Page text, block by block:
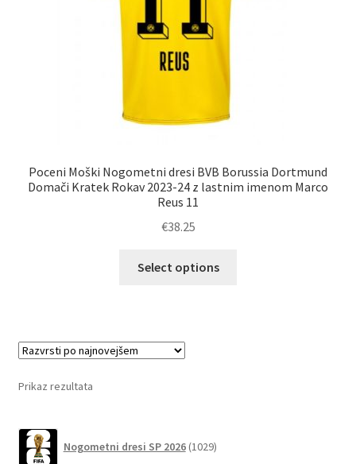
Poceni Moški Nogometni dresi BVB Borussia Dortmund
Domači Kratek Rokav 2023-24 z lastnim imenom Marco
Reus 11
€38.25
Select options
Prikaz rezultata
Nogometni dresi SP 2026 1029izdelkov